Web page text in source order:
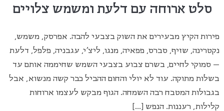
סלט ארוחה עם דלעת ומשמש צלויים
פירות הקיץ מבעירים את השוק בצבעי להבה. אפרסק, משמש,
נקטרינה, שזיף, סברס, פפאיה, מנגו, ליצ'י, עגבניה, פלפל, דלעת
– סמוקי לחיים, בשרם צבוע בצבעי השמש שחיממה אותם עד
בשלות מתוקה. עוד לא יולי והחום ההביל כבר קשה מנשוא, אבל
בגבולות המטבח רבה השמחה. הגוף מבקש לעצמו ארוחות
קלילות, רעננות. הנפש […]